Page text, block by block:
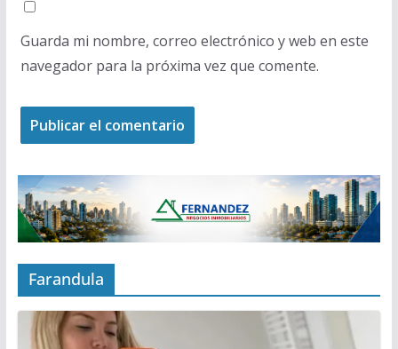
Guarda mi nombre, correo electrónico y web en este
navegador para la próxima vez que comente.
Farandula